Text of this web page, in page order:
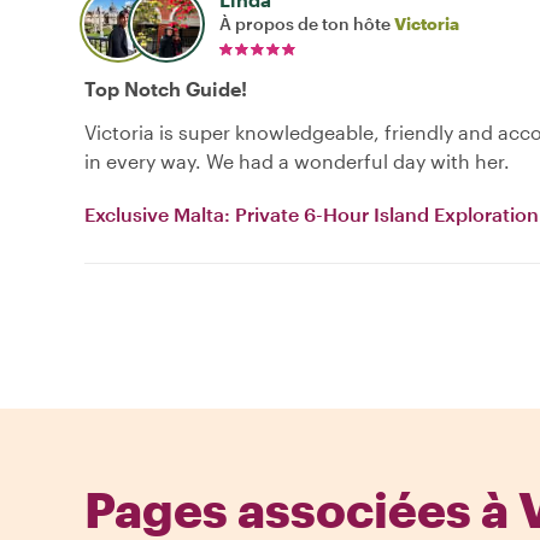
À propos de ton hôteVictoria
Top Notch Guide!
Victoria is super knowledgeable, friendly and
in every way. We had a wonderful day with her.
Exclusive Malta: Private 6-Hour Island Exploration
Pages associées à